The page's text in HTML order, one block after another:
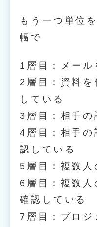
もう一つ単位
幅で
1層目：メール
2層目：資料を
している
3層目：相手の
4層目：相手の
認している
5層目：複数人
6層目：複数人
確認している
7層目：プロジ